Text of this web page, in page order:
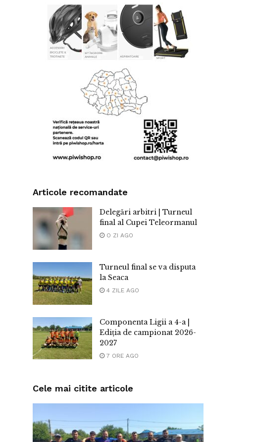
Articole recomandate
Delegări arbitri | Turneul
final al Cupei Teleormanul
O ZI AGO
Turneul final se va disputa
la Seaca
4 ZILE AGO
Componenta Ligii a 4-a |
Ediția de campionat 2026-
2027
7 ORE AGO
Cele mai citite articole